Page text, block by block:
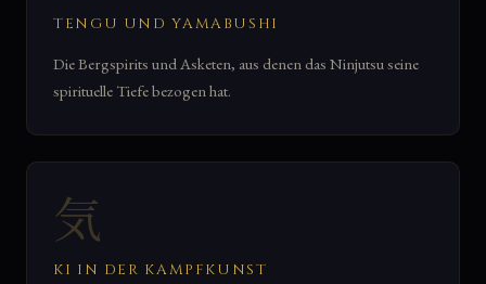
TENGU UND YAMABUSHI
Die Bergspirits und Asketen, aus denen das Ninjutsu seine
spirituelle Tiefe bezogen hat.
気
KI IN DER KAMPFKUNST